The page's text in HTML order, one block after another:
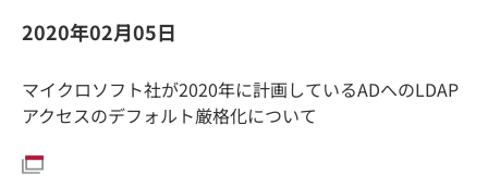
2020年02月05日
マイクロソフト社が2020年に計画しているADへのLDAP
アクセスのデフォルト厳格化について